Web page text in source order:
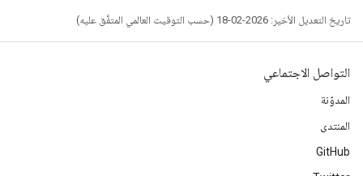
تاريخ التعديل الأخير: 2026-02-18 (حسب التوقيت العالمي المتفَّق عليه)
التواصل الاجتماعي
المدوّنة
المنتدى
GitHub